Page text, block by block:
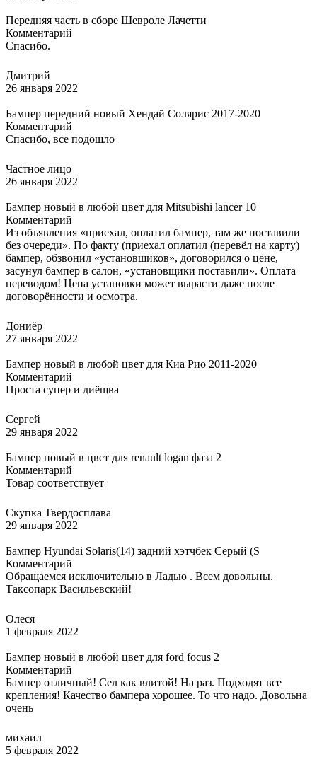
Передняя часть в сборе Шевроле Лачетти
Комментарий
Спасибо.
Дмитрий
26 января 2022
Бампер передний новый Хендай Солярис 2017-2020
Комментарий
Спасибо, все подошло
Частное лицо
26 января 2022
Бампер новый в любой цвет для Mitsubishi lancer 10
Комментарий
Из объявления «приехал, оплатил бампер, там же поставили
без очереди». По факту (приехал оплатил (перевёл на карту)
бампер, обзвонил «установщиков», договорился о цене,
засунул бампер в салон, «установщики поставили». Оплата
переводом! Цена установки может вырасти даже после
договорённости и осмотра.
Дониёр
27 января 2022
Бампер новый в любой цвет для Киа Рио 2011-2020
Комментарий
Проста супер и диёщва
Сергей
29 января 2022
Бампер новый в цвет для renault logan фаза 2
Комментарий
Товар соответствует
Скупка Твердосплава
29 января 2022
Бампер Hyundai Solaris(14) задний хэтчбек Серый (S
Комментарий
Обращаемся исключительно в Ладью . Всем довольны.
Таксопарк Васильевский!
Олеся
1 февраля 2022
Бампер новый в любой цвет для ford focus 2
Комментарий
Бампер отличный! Сел как влитой! На раз. Подходят все
крепления! Качество бампера хорошее. То что надо. Довольна
очень
михаил
5 февраля 2022